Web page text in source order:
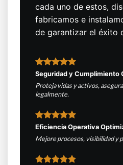
cada uno de estos,
fabricamos e
de garantizar el éxito
Seguridad y Cumplimiento
Proteja vidas y activos,
legalmente.
Eficiencia Operativa
Mejore procesos, visibilidad y